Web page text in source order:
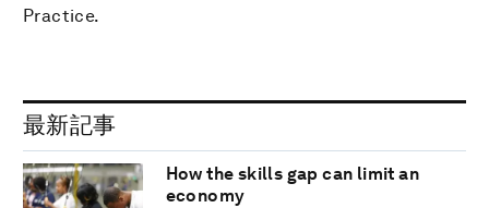
Practice.
最新記事
How the skills gap can limit an
economy